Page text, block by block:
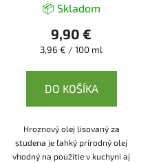
📦 Skladom
9,90 €
Jednotková
3,96 € / 100 ml
DO KOŠÍKA
Hroznový olej lisovaný za
studena je ľahký prírodný olej
vhodný na použitie v kuchyni aj